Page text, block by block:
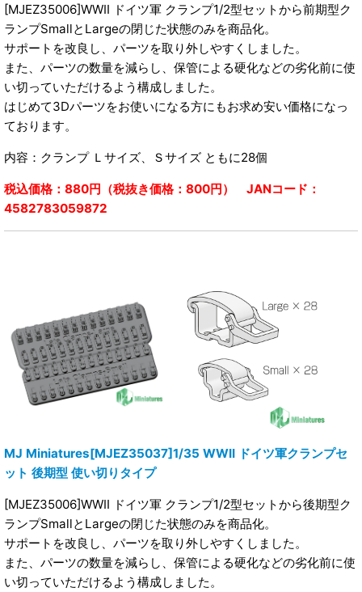
[MJEZ35006]WWII ドイツ軍 クランプ1/2型セットから前期型ク
ランプSmallとLargeの閉じた状態のみを商品化。
サポートを改良し、パーツを取り外しやすくしました。
また、パーツの数量を減らし、保管による硬化などの劣化前に使
い切っていただけるよう構成しました。
はじめて3Dパーツをお使いになる方にもお求め安い価格になっ
ております。
内容：クランプ Ｌサイズ、Ｓサイズ ともに28個
税込価格：880円（税抜き価格：800円） JANコード：
4582783059872
MJ Miniatures[MJEZ35037]1/35 WWII ドイツ軍クランプセ
ット 後期型 使い切りタイプ
[MJEZ35006]WWII ドイツ軍 クランプ1/2型セットから後期型ク
ランプSmallとLargeの閉じた状態のみを商品化。
サポートを改良し、パーツを取り外しやすくしました。
また、パーツの数量を減らし、保管による硬化などの劣化前に使
い切っていただけるよう構成しました。